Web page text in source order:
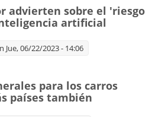
advierten sobre el 'riesgo
artificial
Jue, 06/22/2023 - 14:06
para los carros
países también